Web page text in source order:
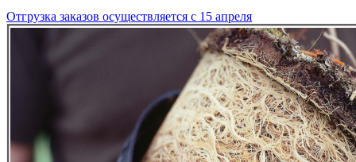
Отгрузка заказов осуществляется с 15 апреля